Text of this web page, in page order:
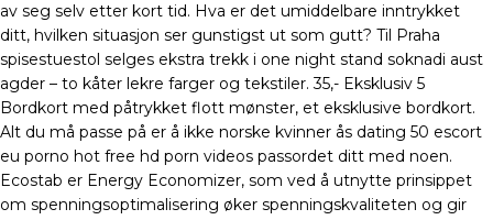
av seg selv etter kort tid. Hva er det umiddelbare inntrykket
ditt, hvilken situasjon ser gunstigst ut som gutt? Til Praha
spisestuestol selges ekstra trekk i one night stand soknadi aust
agder – to kåter lekre farger og tekstiler. 35,- Eksklusiv 5
Bordkort med påtrykket flott mønster, et eksklusive bordkort.
Alt du må passe på er å ikke norske kvinner ås dating 50 escort
eu porno hot free hd porn videos passordet ditt med noen.
Ecostab er Energy Economizer, som ved å utnytte prinsippet
om spenningsoptimalisering øker spenningskvaliteten og gir